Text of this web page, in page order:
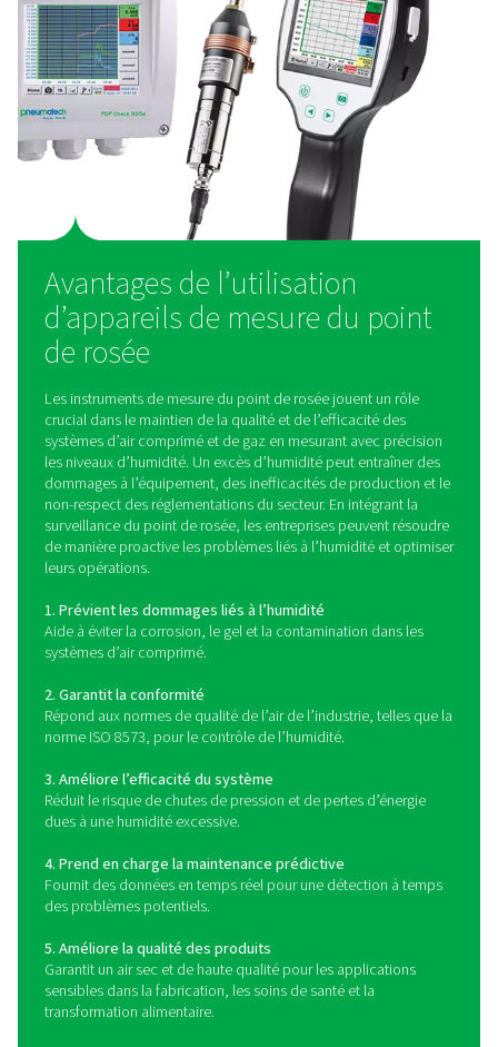
Contrôleurs de point de rosée PDP Check
Le PDP Check 500 S2/S1 est un contrôleur de point de
haute précision conçu pour les sécheurs par
membrane et par adsorption. Avec un affichage
des alertes en temps réel, garantissant un air sec et de
et l'efficacité du système.
Comment fonctionnent
instruments de mesure du
de rosée ?
Les instruments de mesure du point de rosée
température à laquelle l’humidité de l’air comprimé ou
condense en liquide. Ils utilisent une technologie de
en polymère, pour détecter les niveaux d’humidité et
mesures précises du point de rosée. Certains
capacités d’enregistrement de données, ce qui
opérateurs de suivre les tendances et de réagir de
proactive aux changements de qualité de l’air. En